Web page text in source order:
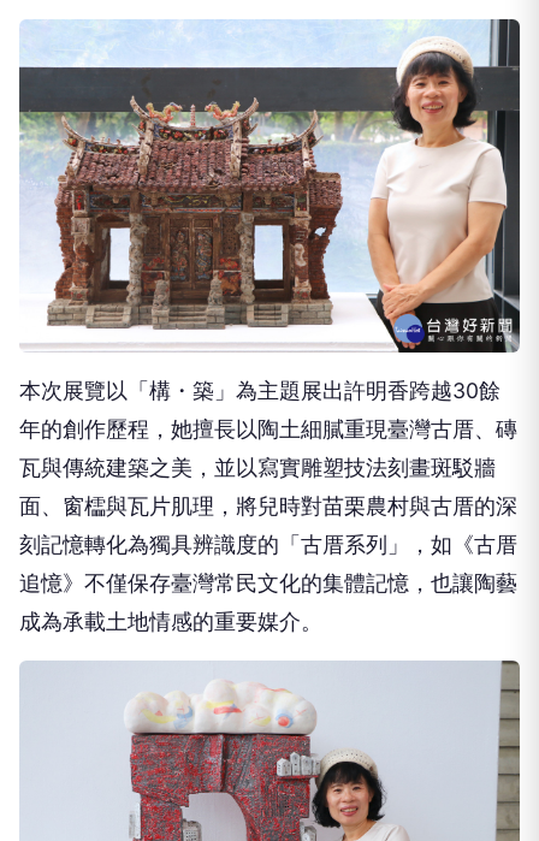
本次展覽以「構・築」為主題展出許明香跨越30餘
年的創作歷程，她擅長以陶土細膩重現臺灣古厝、磚
瓦與傳統建築之美，並以寫實雕塑技法刻畫斑駁牆
面、窗櫺與瓦片肌理，將兒時對苗栗農村與古厝的深
刻記憶轉化為獨具辨識度的「古厝系列」，如《古厝
追憶》不僅保存臺灣常民文化的集體記憶，也讓陶藝
成為承載土地情感的重要媒介。